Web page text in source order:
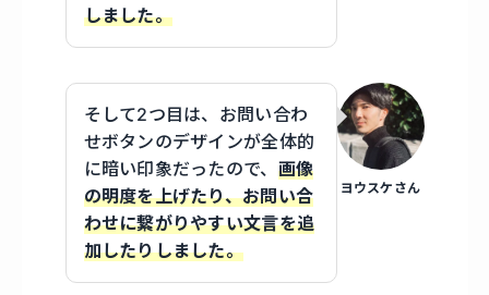
しました。
ヨウスケさん
そして2つ目は、お問い合わ
せボタンのデザインが全体的
に暗い印象だったので、 画像
の明度を上げたり、お問い合
わせに繋がりやすい文言を追
加したりしました。